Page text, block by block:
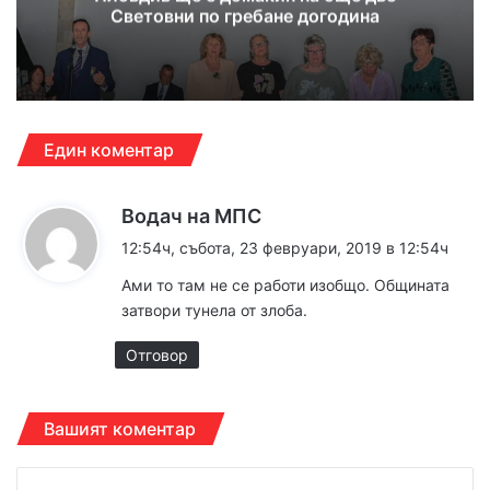
Световни по гребане догодина
Един коментар
Водач на МПС
а
а
:
12:54ч, събота, 23 февруари, 2019 в 12:54ч
Ами то там не се работи изобщо. Общината
затвори тунела от злоба.
Отговор
Вашият коментар